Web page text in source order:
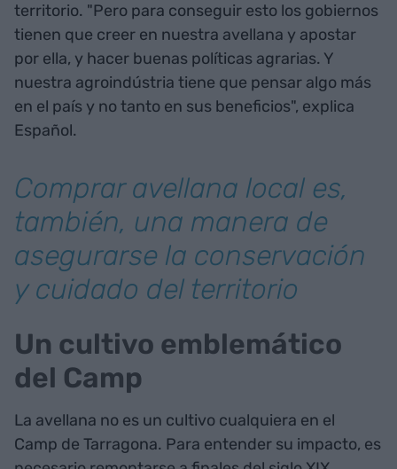
territorio. "Pero para conseguir esto los gobiernos
tienen que creer en nuestra avellana y apostar
por ella, y hacer buenas políticas agrarias. Y
nuestra agroindústria tiene que pensar algo más
en el país y no tanto en sus beneficios", explica
Español.
Comprar avellana local es,
también, una manera de
asegurarse la conservación
y cuidado del territorio
Un cultivo emblemático
del Camp
La avellana no es un cultivo cualquiera en el
Camp de Tarragona. Para entender su impacto, es